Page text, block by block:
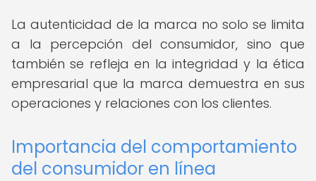
La autenticidad de la marca no solo se limita
a la percepción del consumidor, sino que
también se refleja en la integridad y la ética
empresarial que la marca demuestra en sus
operaciones y relaciones con los clientes.
Importancia del comportamiento
del consumidor en línea